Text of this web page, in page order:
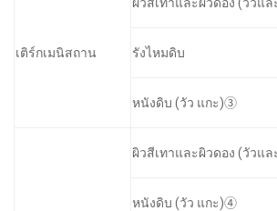
เติร์กเมนิสถาน รังไหมดิบ
หนังดิบ (วัว แกะ)③
ผิวสีเทาและผิวดอง (วัวแล
หนังดิบ (วัว แกะ)④